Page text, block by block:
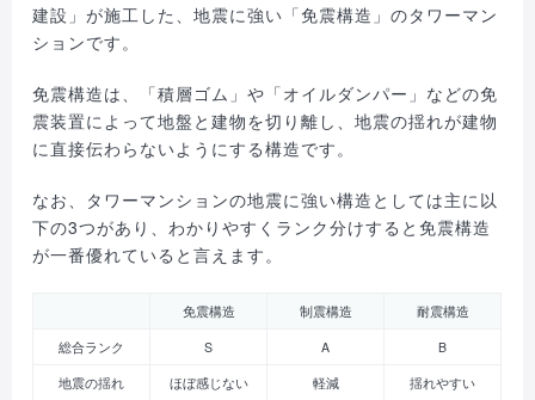
建設」が施工した、地震に強い「免震構造」のタワーマン
ションです。
免震構造は、「積層ゴム」や「オイルダンパー」などの免
震装置によって地盤と建物を切り離し、地震の揺れが建物
に直接伝わらないようにする構造です。
なお、タワーマンションの地震に強い構造としては主に以
下の3つがあり、わかりやすくランク分けすると免震構造
が一番優れていると言えます。
免震構造 制震構造
耐震構造
総合ランク
S A
B
地震の揺れ
ほぼ感じない 軽減
揺れやすい